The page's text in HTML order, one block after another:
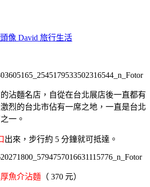
David 旅行生活
沾麵名店，自從在台北展店後一直都有
烈的台北市佔有一席之地，一直是台北
一。
出來，步行約 5 分鐘就可抵達。
魚介沾麵 （ 370 元）